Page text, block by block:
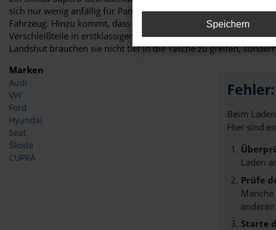
sich nur wenig anfällig für Pannen. Zu Reparaturen kommt es
Fahrzeug. Hinzu kommt, dass wir bei Auto Niedermayer jedes
Verschleißteile in erstklassigem Zustand oder neu sind, gelangt
Landshut brauchen sie nicht tief in die Tasche zu greifen,
Marken
Audi
VW
Ford
Hyundai
Seat
Škoda
CUPRA
Beim
Hier sind
Laden
Prüfe
Starte
Speichern